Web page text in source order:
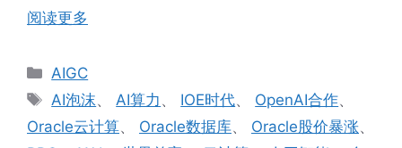
阅读更多
分
类
AIGC
标
签
AI泡沫、AI算力 、 IOE时代、 OpenAI合作、
Oracle云计算、 Oracle数据库、 Oracle股价暴涨、